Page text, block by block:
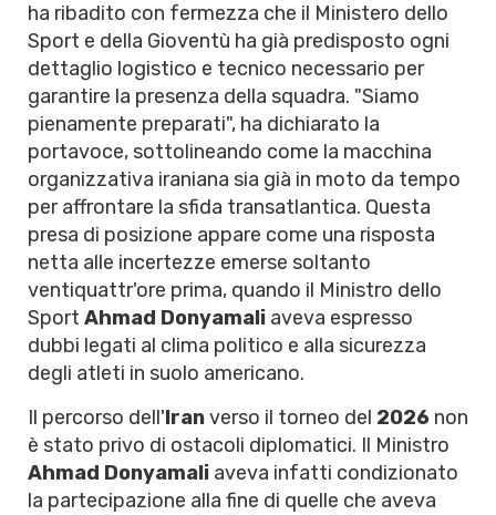
ha ribadito con fermezza che il Ministero dello
Sport e della Gioventù ha già predisposto ogni
dettaglio logistico e tecnico necessario per
garantire la presenza della squadra. "Siamo
pienamente preparati", ha dichiarato la
portavoce, sottolineando come la macchina
organizzativa iraniana sia già in moto da tempo
per affrontare la sfida transatlantica. Questa
presa di posizione appare come una risposta
netta alle incertezze emerse soltanto
ventiquattr'ore prima, quando il Ministro dello
Sport Ahmad Donyamali aveva espresso
dubbi legati al clima politico e alla sicurezza
degli atleti in suolo americano.
Il percorso dell'Iranverso il torneo del 2026 non
è stato privo di ostacoli diplomatici. Il Ministro
Ahmad Donyamali aveva infatti condizionato
la partecipazione alla fine di quelle che aveva